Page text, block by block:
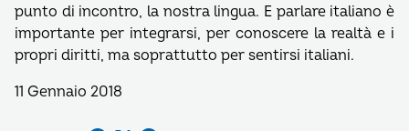
punto di incontro, la nostra lingua. E parlare italiano è
importante per integrarsi, per conoscere la realtà e i
propri diritti, ma soprattutto per sentirsi italiani.
11 Gennaio 2018